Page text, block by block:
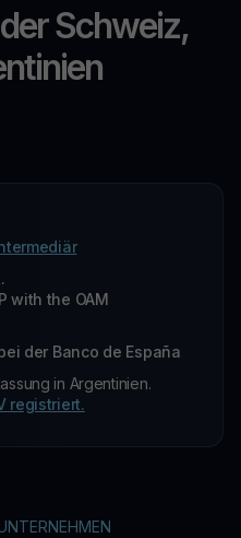
Schweiz,
with the OAM
der Banco de España
in Argentinien.
registriert.